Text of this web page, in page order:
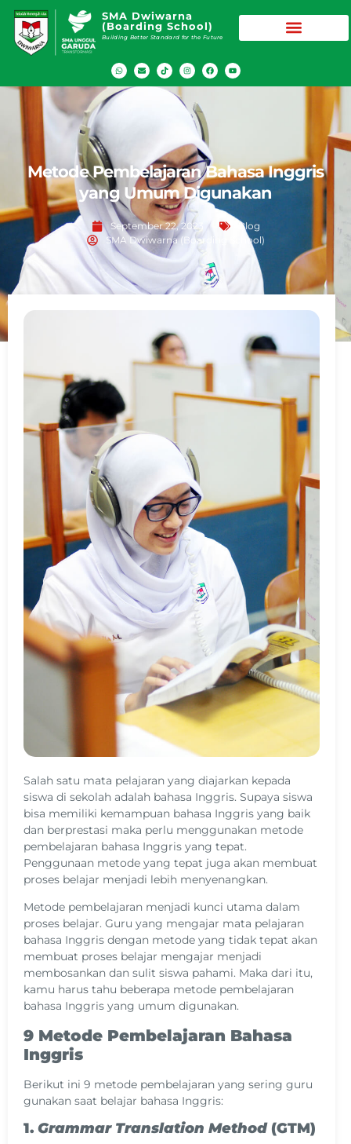
SMA Dwiwarna
(Boarding School)
Building Better Standard for the Future
Metode Pembelajaran Bahasa Inggris
yang Umum Digunakan
September 22, 2023
Blog
SMA Dwiwarna (Boarding School)
Salah satu mata pelajaran yang diajarkan kepada
siswa di sekolah adalah bahasa Inggris. Supaya siswa
bisa memiliki kemampuan bahasa Inggris yang baik
dan berprestasi maka perlu menggunakan metode
pembelajaran bahasa Inggris yang tepat.
Penggunaan metode yang tepat juga akan membuat
proses belajar menjadi lebih menyenangkan.
Metode pembelajaran menjadi kunci utama dalam
proses belajar. Guru yang mengajar mata pelajaran
bahasa Inggris dengan metode yang tidak tepat akan
membuat proses belajar mengajar menjadi
membosankan dan sulit siswa pahami. Maka dari itu,
kamu harus tahu beberapa metode pembelajaran
bahasa Inggris yang umum digunakan.
9 Metode Pembelajaran Bahasa
Inggris
Berikut ini 9 metode pembelajaran yang sering guru
gunakan saat belajar bahasa Inggris:
1. Grammar Translation Method(GTM)